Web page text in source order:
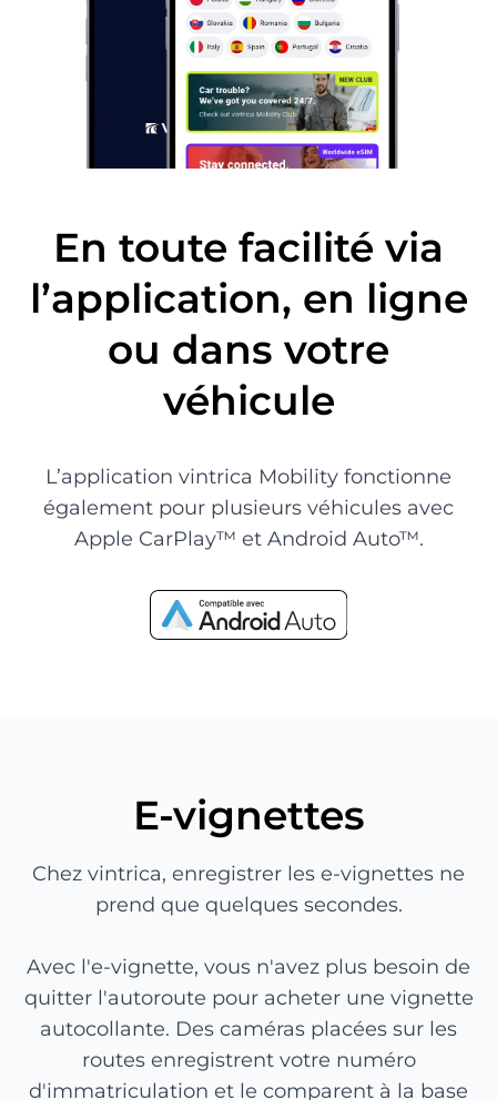
En toute facilité via
l’application, en ligne
ou dans votre
véhicule
L’application vintrica Mobility fonctionne
également pour plusieurs véhicules avec
Apple CarPlay™ et Android Auto™.
E-vignettes
Chez vintrica, enregistrer les e-vignettes ne
prend que quelques secondes.
Avec l'e-vignette, vous n'avez plus besoin de
quitter l'autoroute pour acheter une vignette
autocollante. Des caméras placées sur les
routes enregistrent votre numéro
d'immatriculation et le comparent à la base